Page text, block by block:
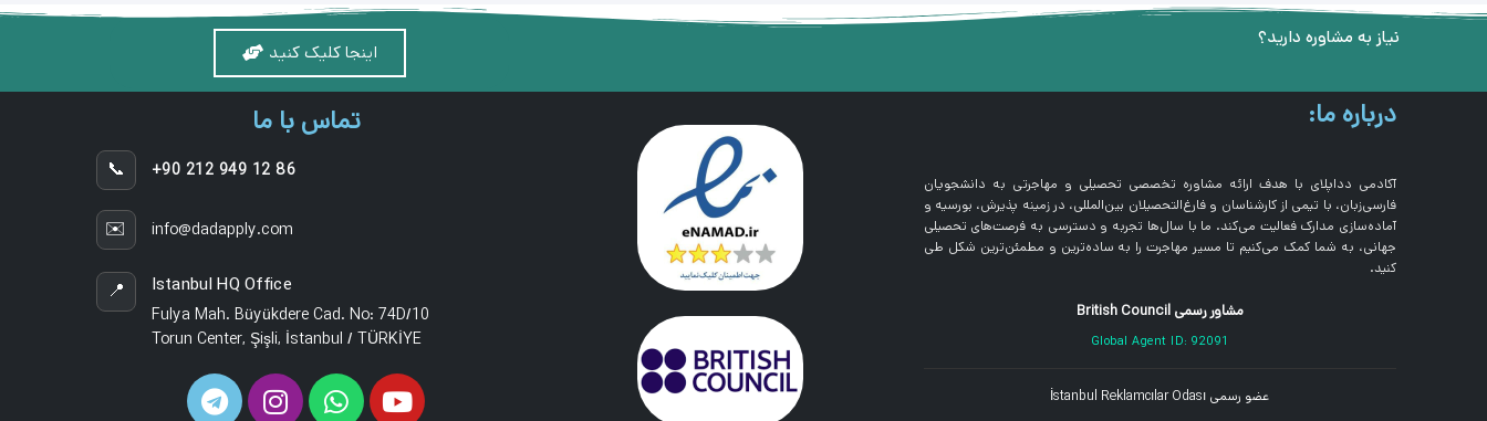
نیاز به مشاوره دارید؟
اینجا کلیک کنید
درباره ما:
آکادمی دداپلای با هدف ارائه مشاوره تخصصی تحصیلی و مهاجرتی به دانشجویان
فارسی‌زبان، با تیمی از کارشناسان و فارغ‌التحصیلان بین‌المللی، در زمینه پذیرش، بورسیه و
آماده‌سازی مدارک فعالیت می‌کند. ما با سال‌ها تجربه و دسترسی به فرصت‌های تحصیلی
جهانی، به شما کمک می‌کنیم تا مسیر مهاجرت را به ساده‌ترین و مطمئن‌ترین شکل طی
کنید.
مشاور رسمی British Council
Global Agent ID: 92091
عضو رسمی İstanbul Reklamcılar Odası
تماس با ما
📞 +90 212 949 12 86
✉️ info@dadapply.com
📍 Istanbul HQ Office
Fulya Mah. Büyükdere Cad. No: 74D/10
Torun Center, Şişli, İstanbul / TÜRKİYE